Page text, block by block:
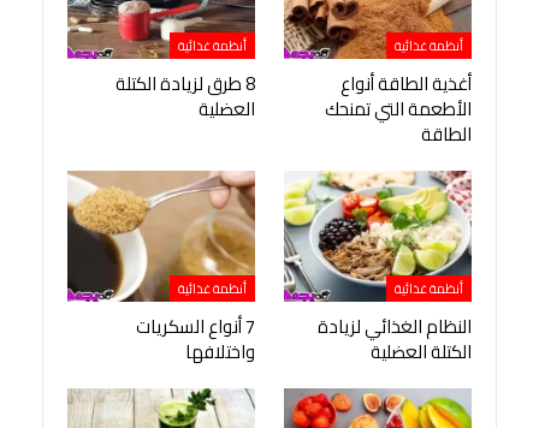
أنظمة غذائية
أغذية الطاقة أنواع
الأطعمة التي تمنحك
الطاقة
أنظمة غذائية
8 طرق لزيادة الكتلة
العضلية
أنظمة غذائية
النظام الغذائي لزيادة
الكتلة العضلية
أنظمة غذائية
7 أنواع السكريات
واختلافها